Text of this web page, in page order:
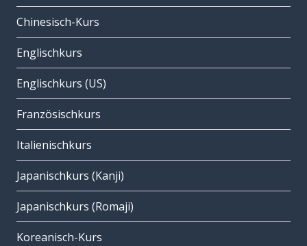
Chinesisch-Kurs
Englischkurs
Englischkurs (US)
Französischkurs
Italienischkurs
Japanischkurs (Kanji)
Japanischkurs (Romaji)
Koreanisch-Kurs